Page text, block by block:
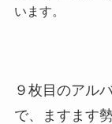
います。
９枚目のアル
で、ますます